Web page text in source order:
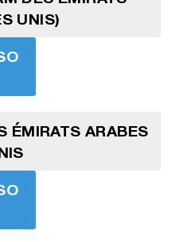
UNIS)
ÉMIRATS ARABES